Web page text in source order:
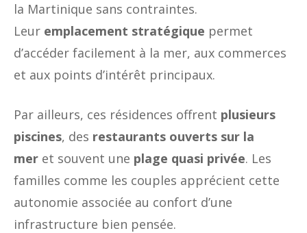
la Martinique sans contraintes.
Leur emplacement stratégique permet
d’accéder facilement à la mer, aux commerces
et aux points d’intérêt principaux.
Par ailleurs, ces résidences offrent plusieurs
piscines, des restaurants ouverts sur la
mer et souvent une plage quasi privée. Les
familles comme les couples apprécient cette
autonomie associée au confort d’une
infrastructure bien pensée.